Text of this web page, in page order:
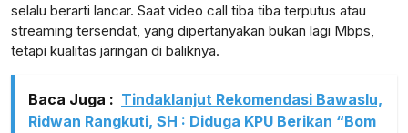
selalu berarti lancar. Saat video call tiba tiba terputus atau
streaming tersendat, yang dipertanyakan bukan lagi Mbps,
tetapi kualitas jaringan di baliknya.
Baca Juga : Tindaklanjut Rekomendasi Bawaslu,
Ridwan Rangkuti, SH : Diduga KPU Berikan “Bom